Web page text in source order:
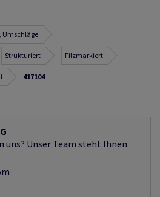
Umschläge
Strukturiert Filzmarkiert
417104
uns? Unser Team steht Ihnen